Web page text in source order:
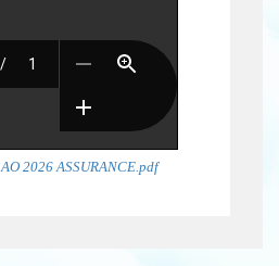
2026 ASSURANCE.pdf